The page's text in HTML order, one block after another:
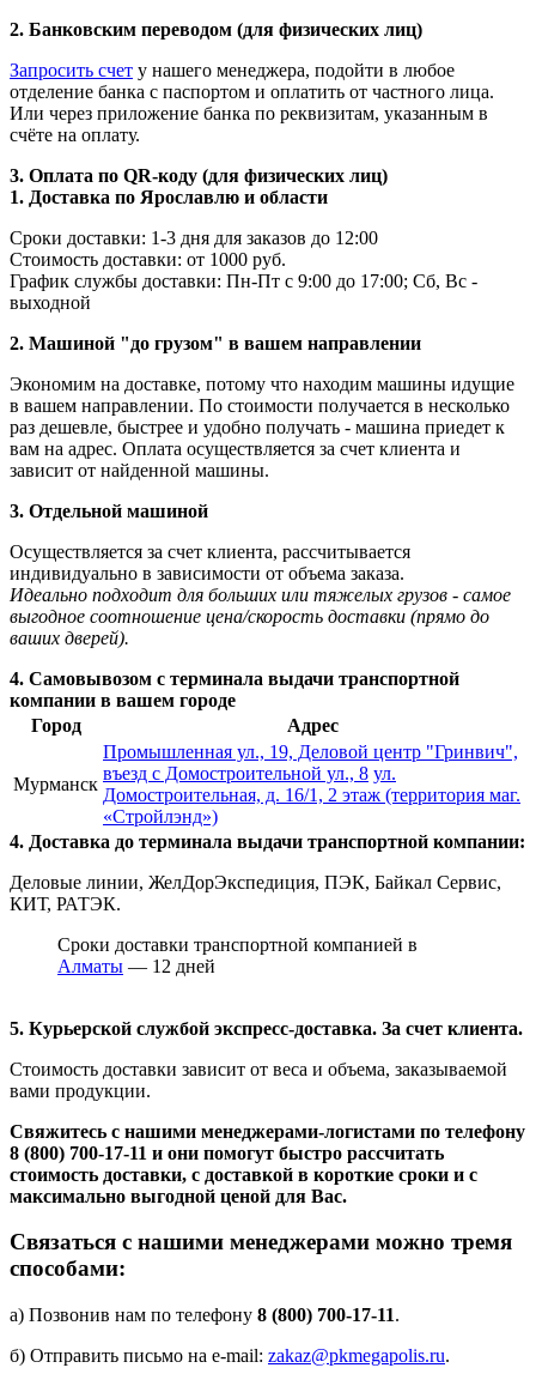
2. Банковским переводом (для физических лиц)
Запросить счет у нашего менеджера, подойти в любое
отделение банка с паспортом и оплатить от частного лица.
Или через приложение банка по реквизитам, указанным в
счёте на оплату.
3. Оплата по QR-коду (для физических лиц)
1. Доставка по Ярославлю и области
Сроки доставки: 1-3 дня для заказов до 12:00
Стоимость доставки: от 1000 руб.
График службы доставки: Пн-Пт с 9:00 до 17:00; Сб, Вс -
выходной
2. Машиной "до грузом" в вашем направлении
Экономим на доставке, потому что находим машины идущие
в вашем направлении. По стоимости получается в несколько
раз дешевле, быстрее и удобно получать - машина приедет к
вам на адрес. Оплата осуществляется за счет клиента и
зависит от найденной машины.
3. Отдельной машиной
Осуществляется за счет клиента, рассчитывается
индивидуально в зависимости от объема заказа.
Идеально подходит для больших или тяжелых грузов - самое
выгодное соотношение цена/скорость доставки (прямо до
ваших дверей).
4. Самовывозом с терминала выдачи транспортной
компании в вашем городе
Город
Адрес
Мурманск
Промышленная ул., 19, Деловой центр "Гринвич",
въезд с Домостроительной ул., 8 ул.
Домостроительная, д. 16/1, 2 этаж (территория маг.
«Стройлэнд»)
4. Доставка до терминала выдачи транспортной компании:
Деловые линии, ЖелДорЭкспедиция, ПЭК, Байкал Сервис,
КИТ, РАТЭК.
Сроки доставки транспортной компанией в
Алматы — 12 дней
5. Курьерской службой экспресс-доставка. За счет клиента.
Стоимость доставки зависит от веса и объема, заказываемой
вами продукции.
Свяжитесь с нашими менеджерами-логистами по телефону
8 (800) 700-17-11 и они помогут быстро рассчитать
стоимость доставки, с доставкой в короткие сроки и с
максимально выгодной ценой для Вас.
Связаться с нашими менеджерами можно тремя
способами:
а) Позвонив нам по телефону 8 (800) 700-17-11.
б) Отправить письмо на e-mail: zakaz@pkmegapolis.ru.